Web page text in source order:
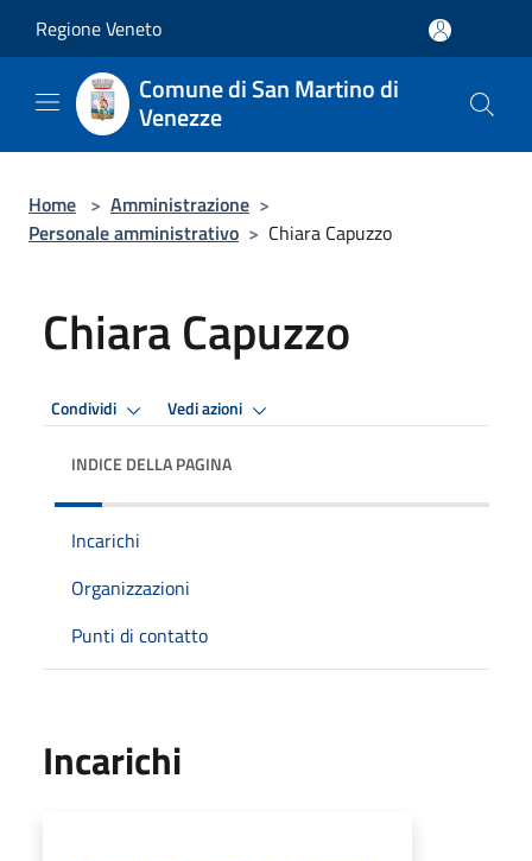
Regione Veneto
Comune di San Martino di
Venezze
Home > Amministrazione >
Personale amministrativo > Chiara Capuzzo
Chiara Capuzzo
Condividi Vedi azioni
INDICE DELLA PAGINA
Incarichi
Organizzazioni
Punti di contatto
Incarichi